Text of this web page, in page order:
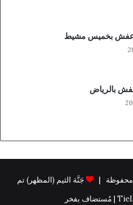
بالرياض
جَنَّة الثيم (المظهر) تم